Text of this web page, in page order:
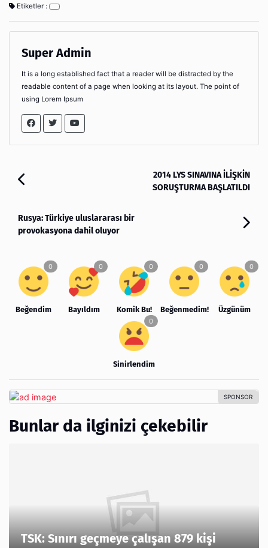
Etiketler :
Super Admin
It is a long established fact that a reader will be distracted by the
readable content of a page when looking at its layout. The point of
using Lorem Ipsum
2014 LYS SINAVINA İLİŞKİN
SORUŞTURMA BAŞLATILDI
Rusya: Türkiye uluslararası bir
provokasyona dahil oluyor
Beğendim Bayıldım Komik Bu! Beğenmedim! Üzgünüm
Sinirlendim
Bunlar da ilginizi çekebilir
TSK: Sınırı geçmeye çalışan 879 kişi